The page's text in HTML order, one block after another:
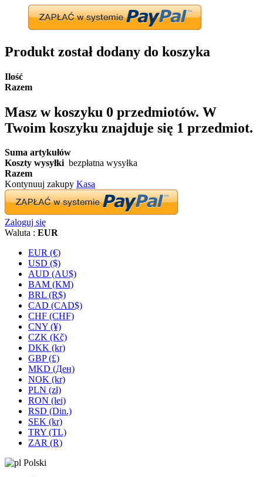
Produkt został dodany do koszyka
Ilość
Razem
Masz w koszyku 0 przedmiotów. W
Twoim koszyku znajduje się 1 przedmiot.
Suma artykułów
Koszty wysyłki bezpłatna wysyłka
Razem
Kontynuuj zakupy Kasa
Zaloguj się
Waluta : EUR
EUR (€)
USD ($)
AUD (AU$)
BAM (KM)
BRL (R$)
CAD (CAD$)
CHF (CHF)
CNY (¥)
CZK (Kč)
DKK (kr)
GBP (£)
MKD (Ден)
NOK (kr)
PLN (zł)
RON (lei)
RSD (Din.)
SEK (kr)
TRY (TL)
ZAR (R)
Polski